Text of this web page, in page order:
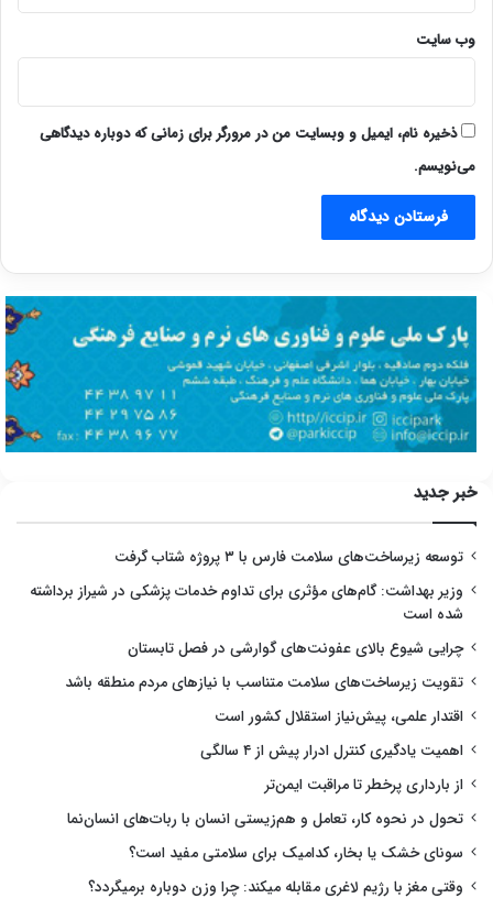
وب‌ سایت
ذخیره نام، ایمیل و وبسایت من در مرورگر برای زمانی که دوباره دیدگاهی
می‌نویسم.
خبر جدید
توسعه زیرساخت‌های سلامت فارس با ۳ پروژه شتاب گرفت
وزیر بهداشت: گام‌های مؤثری برای تداوم خدمات پزشکی در شیراز برداشته
شده است
چرایی شیوع بالای عفونت‌های گوارشی در فصل تابستان
تقویت زیرساخت‌های سلامت متناسب با نیازهای مردم منطقه باشد
اقتدار علمی، پیش‌نیاز استقلال کشور است
اهمیت یادگیری کنترل ادرار پیش از ۴ سالگی
از بارداری پرخطر تا مراقبت ایمن‌تر
تحول در نحوه کار، تعامل و هم‌زیستی انسان با ربات‌های انسان‌نما
سونای خشک یا بخار، کدامیک برای سلامتی مفید است؟
وقتی مغز با رژیم لاغری مقابله میکند: چرا وزن دوباره برمیگردد؟